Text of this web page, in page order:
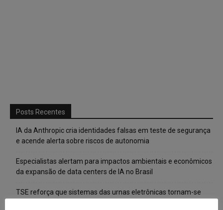
Posts Recentes
IA da Anthropic cria identidades falsas em teste de segurança
e acende alerta sobre riscos de autonomia
Especialistas alertam para impactos ambientais e econômicos
da expansão de data centers de IA no Brasil
TSE reforça que sistemas das urnas eletrônicas tornam-se